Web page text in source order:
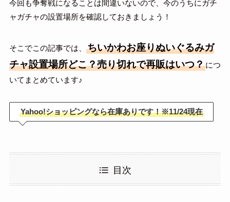
今回も争奪戦になることは間違いないので、今のうちにガチ
ャガチャの設置場所を確認しておきましょう！
そこでこの記事では、
ちいかわお座りぬいぐるみガ
チャ設置場所どこ？売り切れで再販はいつ？につ
いてまとめています♪
Yahoo!ショッピングなら在庫ありです！※11/24現在
目次